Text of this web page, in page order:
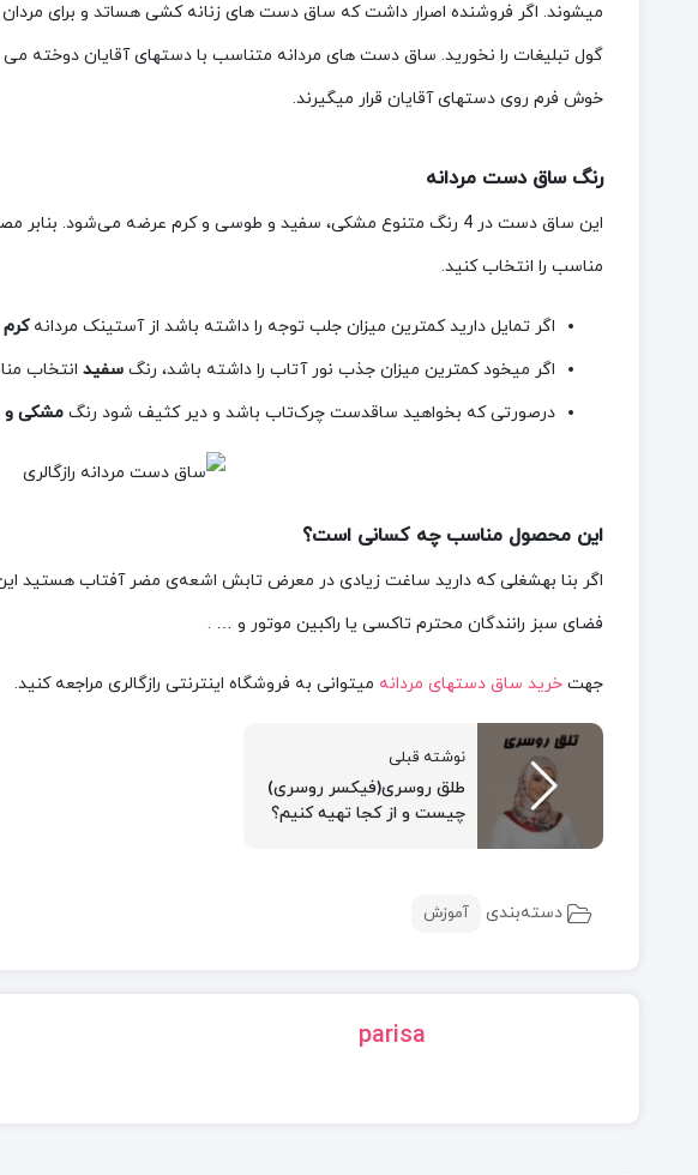
میشوند. اگر فروشنده اصرار داشت که ساق دست های زنانه کشی هساتد و برای مردان
گول تبلیغات را نخورید. ساق دست های مردانه متناسب با دستهای آقایان دوخته می‌
خوش فرم روی دستهای آقایان قرار میگیرند.
رنگ ساق دست مردانه
این ساق دست در 4 رنگ متنوع مشکی، سفید و طوسی و کرم عرضه می‌شود.
مناسب را انتخاب کنید.
اگر تمایل دارید کمترین میزان جلب توجه را داشته باشد از آستینک مردانه
اگر میخود کمترین میزان جذب نور آتاب را داشته باشد، رنگ سفیدانتخاب
درصورتی که بخواهید ساقدست چرک‌تاب باشد و دیر کثیف شود رنگ مشکی
این محصول مناسب چه کسانی است؟
اگر بنا بهشغلی که دارید ساغت زیادی در معرض تابش اشعه‌ی مضر آفتاب هستید
فضای سبز رانندگان محترم تاکسی یا راکبین موتور و … .
جهت خرید ساق دستهای مردانه میتوانی به فروشگاه اینترنتی رازگالری مراجعه کنید.
نوشته قبلی
طلق روسری(فیکسر روسری)
چیست و از کجا تهیه کنیم؟
دسته‌بندی آموزش
parisa